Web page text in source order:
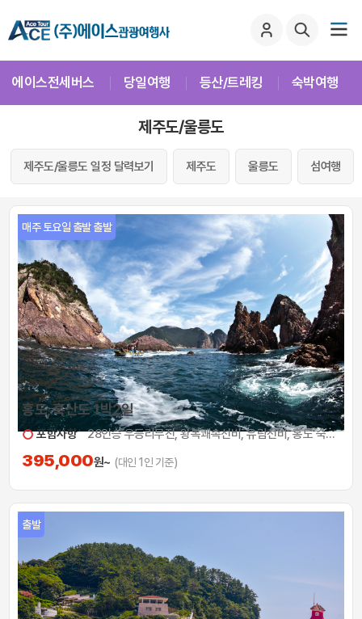
에이스전세버스 당일여행 등산/트레킹 숙박여행
제주도/울릉도
제주도/울릉도 일정 달력보기 제주도 울릉도 섬여행
매주 토요일 출발 출발
홍도, 흑산도 1박2일
포함사항 28인승 우등리무진, 왕복쾌속선비, 유람선비, 홍도 숙박(여관급) 및 식사(1박 3식), 흑산도버스투어비
395,000원~ (대인 1인 기준)
출발